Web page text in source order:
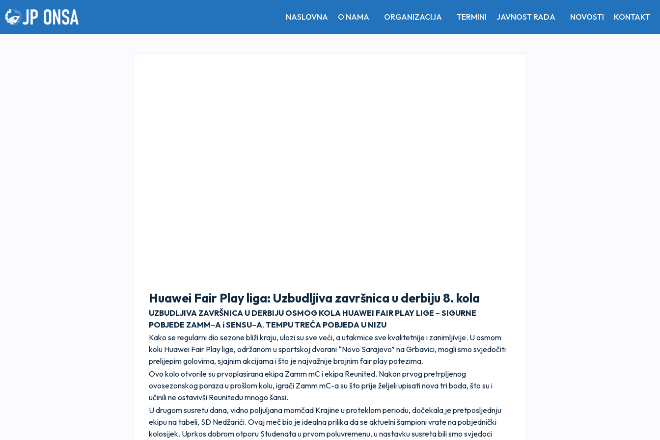
NASLOVNA O NAMA ORGANIZACIJA TERMINI JAVNOST RADA NOVOSTI KONTAKT
Huawei Fair Play liga: Uzbudljiva završnica u derbiju 8. kola
UZBUDLJIVA ZAVRŠNICA U DERBIJU OSMOG KOLA HUAWEI FAIR PLAY LIGE – SIGURNE
POBJEDE ZAMM–A iSENSU–A. TEMPUTREĆA POBJEDA U NIZU
Kako se regularni dio sezone bliži kraju, ulozi su sve veći, a utakmice sve kvalitetnije i zanimljivije. U osmom
kolu Huawei Fair Play lige, održanom u sportskoj dvorani “Novo Sarajevo” na Grbavici, mogli smo svjedočiti
prelijepim golovima, sjajnim akcijama i što je najvažnije brojnim fair play potezima.
Ovo kolo otvorile su prvoplasirana ekipa Zamm mC i ekipa Reunited. Nakon prvog pretrpljenog
ovosezonskog poraza u prošlom kolu, igrači Zamm mC-a su što prije željeli upisati nova tri boda, što su i
učinili ne ostavivši Reunitedu mnogo šansi.
U drugom susretu dana, vidno poljuljana momčad Krajine u proteklom periodu, dočekala je pretposljednju
ekipu na tabeli, SD Nedžarići. Ovaj meč bio je idealna prilika da se aktuelni šampioni vrate na pobjednički
kolosijek. Uprkos dobrom otporu Studenata u prvom poluvremenu, u nastavku susreta bili smo svjedoci